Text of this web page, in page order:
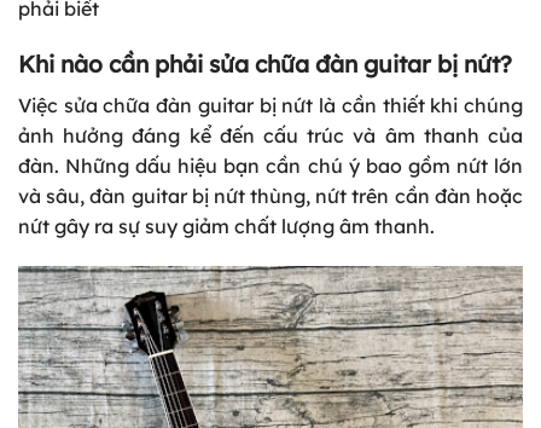
phải biết
Khi nào cần phải sửa chữa đàn guitar bị nứt?
Việc sửa chữa đàn guitar bị nứt là cần thiết khi chúng
ảnh hưởng đáng kể đến cấu trúc và âm thanh của
đàn. Những dấu hiệu bạn cần chú ý bao gồm nứt lớn
và sâu,đàn guitar bị nứt thùng, nứt trên cần đàn hoặc
nứt gây ra sự suy giảm chất lượng âm thanh.